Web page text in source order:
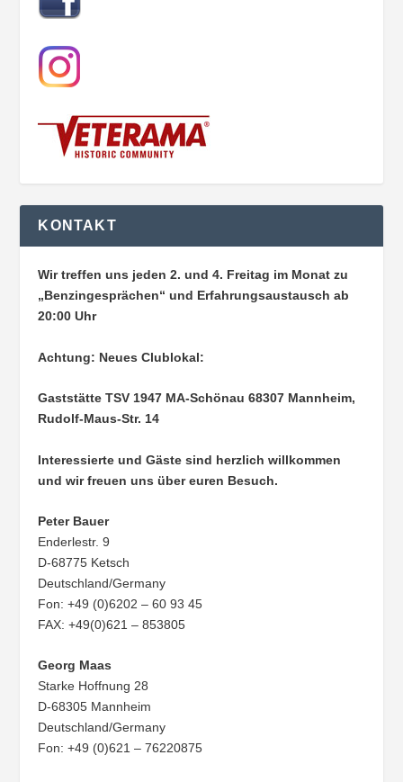
KONTAKT
Wir treffen uns jeden 2. und 4. Freitag im Monat zu
„Benzingesprächen“ und Erfahrungsaustausch ab
20:00 Uhr
Achtung: Neues Clublokal:
Gaststätte TSV 1947 MA-Schönau68307 Mannheim,
Rudolf-Maus-Str. 14
Interessierte und Gäste sind herzlich willkommen
und wir freuen uns über euren Besuch.
Peter Bauer
Enderlestr. 9
D-68775 Ketsch
Deutschland/Germany
Fon: +49 (0)6202 – 60 93 45
FAX: +49(0)621 – 853805
Georg Maas
Starke Hoffnung 28
D-68305 Mannheim
Deutschland/Germany
Fon: +49 (0)621 – 76220875